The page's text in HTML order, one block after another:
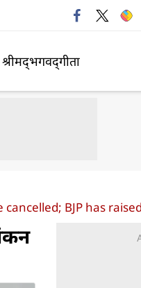
श्रीमद्‍भगवद्‍गीता
BJP has